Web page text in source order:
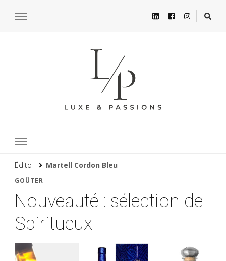
Édito Martell Cordon Bleu
GOÛTER
Nouveauté : sélection de
Spiritueux